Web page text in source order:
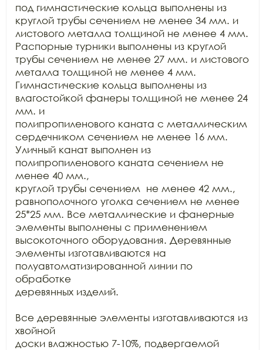
под гимнастические кольца выполнены из
круглой трубы сечением не менее 34 мм. и
листового металла толщиной не менее 4 мм.
Распорные турники выполнены из круглой
трубы сечением не менее 27 мм. и листового
металла толщиной не менее 4 мм.
Гимнастические кольца выполнены из
влагостойкой фанеры толщиной не менее 24
мм. и
полипропиленового каната с металлическим
сердечником сечением не менее 16 мм.
Уличный канат выполнен из
полипропиленового каната сечением не
менее 40 мм.,
круглой трубы сечением  не менее 42 мм.,
равнополочного уголка сечением не менее
25*25 мм. Все металлические и фанерные
элементы выполнены с применением
высокоточного оборудования. Деревянные
элементы изготавливаются на
полуавтоматизированной линии по
обработке
деревянных изделий.
Все деревянные элементы изготавливаются из
хвойной
доски влажностью 7-10%, подвергаемой